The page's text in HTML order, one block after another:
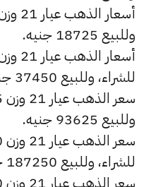
وللبيع 18725 جنيه.
للشراء، وللبيع 37450 جنيه.
وللبيع 93625 جنيه.
للشراء، وللبيع 187250 جنيه.